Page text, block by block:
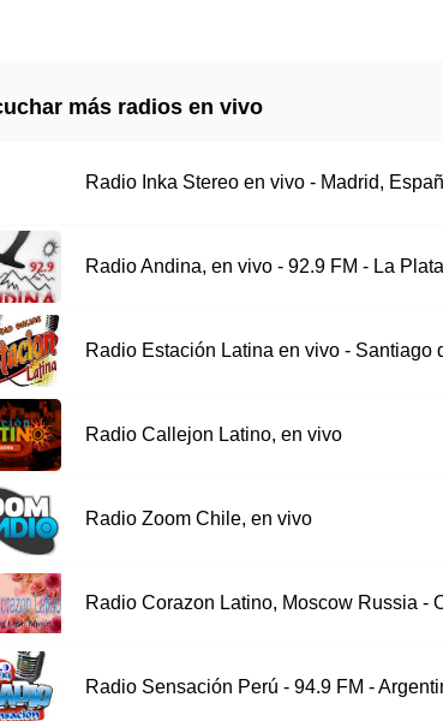
más radios en vivo
Radio Inka Stereo en vivo - Madrid,
Radio Andina, en vivo - 92.9 FM - La
Radio Estación Latina en vivo - Santiago
Radio Callejon Latino, en vivo
Radio Zoom Chile, en vivo
Radio Corazon Latino, Moscow Russia -
Radio Sensación Perú - 94.9 FM -